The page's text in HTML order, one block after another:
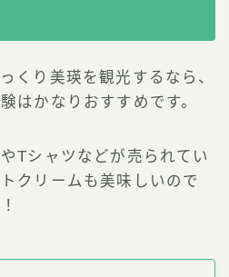
くり美瑛を観光するなら、
はかなりおすすめです。
Tシャツなどが売られてい
クリームも美味しいので